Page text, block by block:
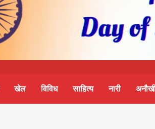
खेल विविध साहित्य नारी